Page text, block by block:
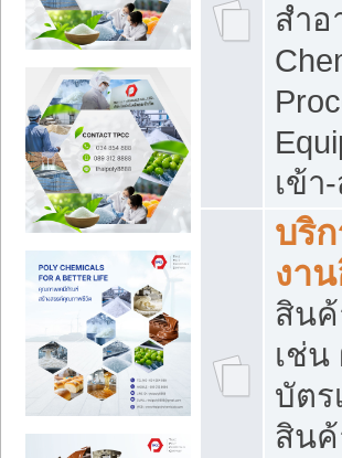
สำ
เข้
บริ
งา
สิน
เช่น
บัตร
สิน